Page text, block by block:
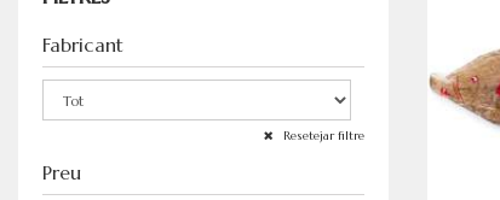
Fabricant
Resetejar filtre
Preu